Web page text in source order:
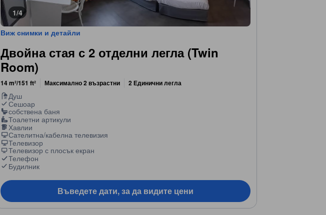
1/4
Виж снимки и детайли
Двойна стая с 2 отделни легла (Twin
Room)
14 m²/151 ft² Максимално 2 възрастни 2 Единични легла
Душ
Сешоар
собствена баня
Тоалетни артикули
Хавлии
Сателитна/кабелна телевизия
Телевизор
Телевизор с плосък екран
Телефон
Будилник
Въведете дати, за да видите цени